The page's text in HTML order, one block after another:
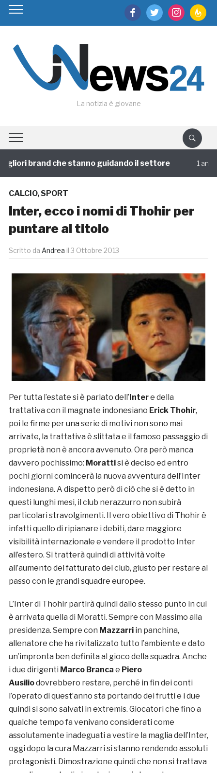
facebooktwitter instagram
La notizia è giovane
brand che stanno guidando il settore 1 annofa
CALCIO,SPORT
Inter, ecco i nomi di Thohir per
puntare al titolo
Scritto da Andrea il 3 Ottobre 2013
Per tutta l’estate si è parlato dell’ Intere della
trattativa con il magnate indonesiano Erick Thohir,
poi le firme per una serie di motivi non sono mai
arrivate, la trattativa è slittata e il famoso passaggio di
proprietà non è ancora avvenuto. Ora però manca
davvero pochissimo: Morattisi è deciso ed entro
pochi giorni comincerà la nuova avventura dell’Inter
indonesiana. A dispetto però di ciò che si è detto in
questi lunghi mesi, il club nerazzurro non subirà
particolari stravolgimenti. Il vero obiettivo di Thohir è
infatti quello di ripianare i debiti, dare maggiore
visibilità internazionale e vendere il prodotto Inter
all’estero. Si tratterà quindi di attività volte
all’aumento del fatturato del club, giusto per restare al
passo con le grandi squadre europee.
L’Inter di Thohir partirà quindi dallo stesso punto in cui
è arrivata quella di Moratti. Sempre con Massimo alla
presidenza. Sempre con Mazzarriin panchina,
allenatore che ha rivitalizzato tutto l’ambiente e dato
un’impronta ben definita al gioco della squadra. Anche
i due dirigenti Marco Branca e Piero
Ausiliodovrebbero restare, perché in fin dei conti
l’operato di quest’anno sta portando dei frutti e i due
quindi si sono salvati in extremis. Giocatori che fino a
qualche tempo fa venivano considerati come
assolutamente inadeguati a vestire la maglia dell’Inter,
oggi dopo la cura Mazzarri si stanno rendendo assoluti
protagonisti. Dimostrazione quindi che non si trattava